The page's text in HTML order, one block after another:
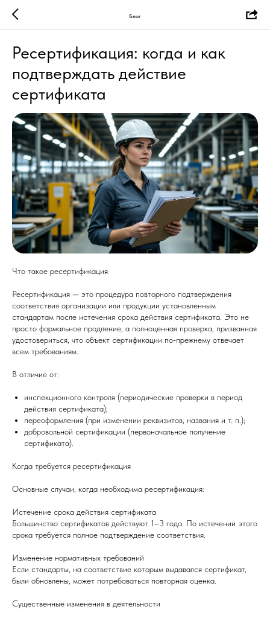
Блог
Ресертификация: когда и как
подтверждать действие
сертификата
Что такое ресертификация
Ресертификация — это процедура повторного подтверждения
соответствия организации или продукции установленным
стандартам после истечения срока действия сертификата. Это не
просто формальное продление, а полноценная проверка, призванная
удостовериться, что объект сертификации по‑прежнему отвечает
всем требованиям.
В отличие от:
инспекционного контроля (периодические проверки в период
действия сертификата);
переоформления (при изменении реквизитов, названия и т. п.);
добровольной сертификации (первоначальное получение
сертификата).
Когда требуется ресертификация
Основные случаи, когда необходима ресертификация:
Истечение срока действия сертификата
Большинство сертификатов действуют 1–3 года. По истечении этого
срока требуется полное подтверждение соответствия.
Изменение нормативных требований
Если стандарты, на соответствие которым выдавался сертификат,
были обновлены, может потребоваться повторная оценка.
Существенные изменения в деятельности